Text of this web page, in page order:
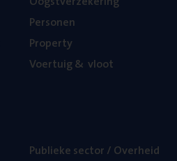
Per­so­nen
Pro­per­ty
Voer­tuig& vloot
Publie­ke sec­tor / Overheid